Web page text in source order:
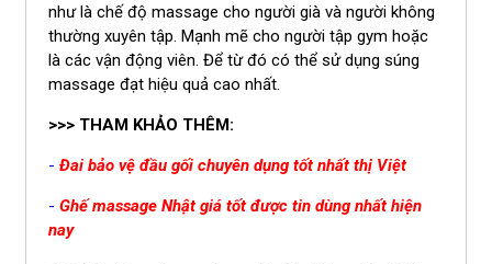
như là chế độ massage cho người già và người không
thường xuyên tập. Mạnh mẽ cho người tập gym hoặc
là các vận động viên. Để từ đó có thể sử dụng súng
massage đạt hiệu quả cao nhất.
>>> THAM KHẢO THÊM:
- Đai bảo vệ đầu gối chuyên dụng tốt nhất thị Việt
- Ghế massage Nhật giá tốt được tin dùng nhất hiện
nay